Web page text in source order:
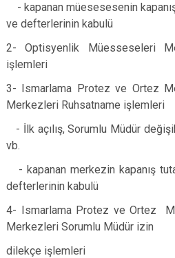
- kapanan müesesesenin
ve defterlerinin kabulü
2- Optisyenlik Müesseseleri
işlemleri
3- Ismarlama Protez ve Ortez
Merkezleri Ruhsatname işlemleri
- İlk açılış, Sorumlu Müdür
vb.
- kapanan merkezin kapanış
defterlerinin kabulü
4- Ismarlama Protez ve Ortez
Merkezleri Sorumlu Müdür izin
dilekçe işlemleri